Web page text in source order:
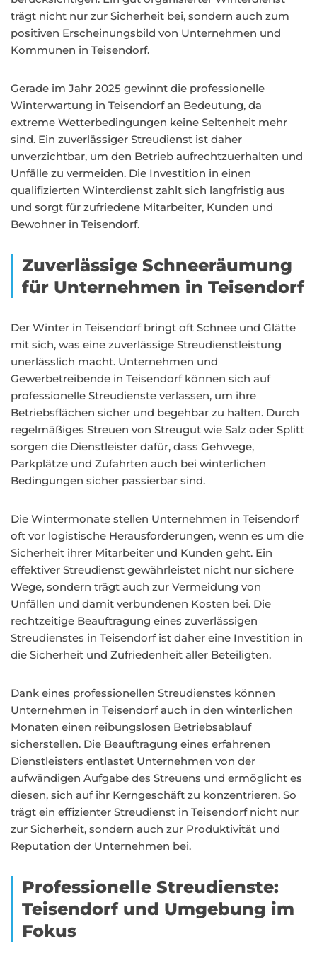
trägt nicht nur zur Sicherheit bei, sondern auch zum
positiven Erscheinungsbild von Unternehmen und
Kommunen in Teisendorf.
Gerade im Jahr 2025 gewinnt die professionelle
Winterwartung in Teisendorf an Bedeutung, da
extreme Wetterbedingungen keine Seltenheit mehr
sind. Ein zuverlässiger Streudienst ist daher
unverzichtbar, um den Betrieb aufrechtzuerhalten und
Unfälle zu vermeiden. Die Investition in einen
qualifizierten Winterdienst zahlt sich langfristig aus
und sorgt für zufriedene Mitarbeiter, Kunden und
Bewohner in Teisendorf.
Zuverlässige Schneeräumung
für Unternehmen in Teisendorf
Der Winter in Teisendorf bringt oft Schnee und Glätte
mit sich, was eine zuverlässige Streudienstleistung
unerlässlich macht. Unternehmen und
Gewerbetreibende in Teisendorf können sich auf
professionelle Streudienste verlassen, um ihre
Betriebsflächen sicher und begehbar zu halten. Durch
regelmäßiges Streuen von Streugut wie Salz oder Splitt
sorgen die Dienstleister dafür, dass Gehwege,
Parkplätze und Zufahrten auch bei winterlichen
Bedingungen sicher passierbar sind.
Die Wintermonate stellen Unternehmen in Teisendorf
oft vor logistische Herausforderungen, wenn es um die
Sicherheit ihrer Mitarbeiter und Kunden geht. Ein
effektiver Streudienst gewährleistet nicht nur sichere
Wege, sondern trägt auch zur Vermeidung von
Unfällen und damit verbundenen Kosten bei. Die
rechtzeitige Beauftragung eines zuverlässigen
Streudienstes in Teisendorf ist daher eine Investition in
die Sicherheit und Zufriedenheit aller Beteiligten.
Dank eines professionellen Streudienstes können
Unternehmen in Teisendorf auch in den winterlichen
Monaten einen reibungslosen Betriebsablauf
sicherstellen. Die Beauftragung eines erfahrenen
Dienstleisters entlastet Unternehmen von der
aufwändigen Aufgabe des Streuens und ermöglicht es
diesen, sich auf ihr Kerngeschäft zu konzentrieren. So
trägt ein effizienter Streudienst in Teisendorf nicht nur
zur Sicherheit, sondern auch zur Produktivität und
Reputation der Unternehmen bei.
Professionelle Streudienste:
Teisendorf und Umgebung im
Fokus